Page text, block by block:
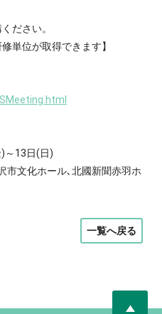
ださい。
単位が取得できます】
～13日(日)
文化ホール､北國新聞赤羽ホ
一覧へ戻る